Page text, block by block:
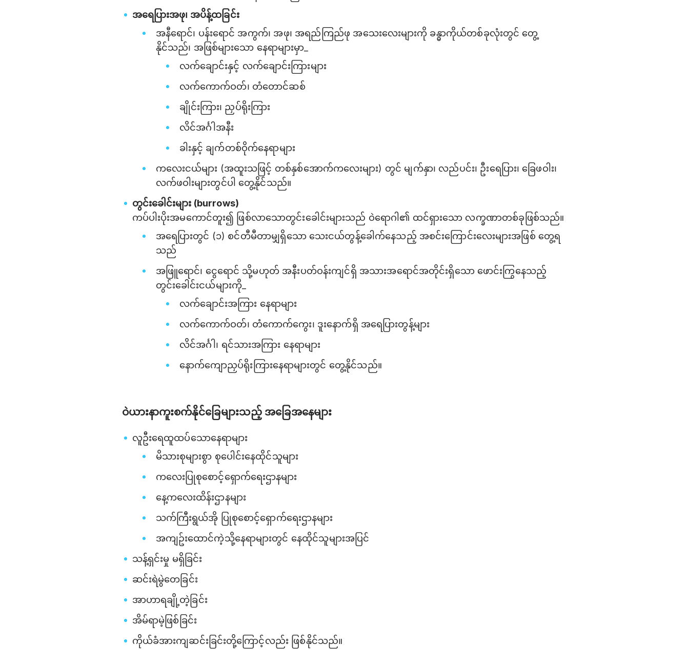
အရေပြားအဖု၊ အပိန့်ထခြင်း
အနီရောင်၊ ပန်းရောင် အကွက်၊ အဖု၊ အရည်ကြည်ဖု အသေးလေးများကို ခန္ဓာကိုယ်တစ်ခုလုံးတွင် တွေ့
နိုင်သည်၊ အဖြစ်များသော နေရာများမှာ_
လက်ချောင်းနှင့် လက်ချောင်းကြားများ
လက်ကောက်ဝတ်၊ တံတောင်ဆစ်
ချိုင်းကြား၊ ညှပ်ရိုးကြား
လိင်အင်္ဂါအနီး
ခါးနှင့် ချက်တစ်ဝိုက်နေရာများ
ကလေးငယ်များ (အထူးသဖြင့် တစ်နှစ်အောက်ကလေးများ) တွင် မျက်နှာ၊ လည်ပင်း၊ ဦးရေပြား၊ ခြေဖဝါး၊
လက်ဖဝါးများတွင်ပါ တွေ့နိုင်သည်။
တွင်းခေါင်းများ (burrows)
ကပ်ပါးပိုးအမကောင်တူး၍ ဖြစ်လာသောတွင်းခေါင်းများသည် ဝဲရောဂါ၏ ထင်ရှားသော လက္ခဏာတစ်ခုဖြစ်သည်။
အရေပြားတွင် (၁) စင်တီမီတာမျှရှိသော သေးငယ်တွန့်ခေါက်နေသည့် အစင်းကြောင်းလေးများအဖြစ် တွေ့ရ
သည်
အဖြူရောင်၊ ငွေရောင် သို့မဟုတ် အနီးပတ်ဝန်းကျင်ရှိ အသားအရောင်အတိုင်းရှိသော ဖောင်းကြွနေသည့်
တွင်းခေါင်းငယ်များကို_
လက်ချောင်းအကြား နေရာများ
လက်ကောက်ဝတ်၊ တံကောက်ကွေး၊ ဒူးနောက်ရှိ အရေပြားတွန့်များ
လိင်အင်္ဂါ၊ ရင်သားအကြား နေရာများ
နောက်ကျောညှပ်ရိုးကြားနေရာများတွင် တွေ့နိုင်သည်။
ဝဲယားနာကူးစက်နိုင်ခြေများသည့် အခြေအနေများ
လူဦးရေထူထပ်သောနေရာများ
မိသားစုများစွာ စုပေါင်းနေထိုင်သူများ
ကလေးပြုစုစောင့်ရှောက်ရေးဌာနများ
နေ့ကလေးထိန်းဌာနများ
သက်ကြီးရွယ်အို ပြုစုစောင့်ရှောက်ရေးဌာနများ
အကျဥ်းထောင်ကဲ့သို့နေရာများတွင် နေထိုင်သူများအပြင်
သန့်ရှင်းမှု မရှိခြင်း
ဆင်းရဲမွဲတေခြင်း
အာဟာရချို့တဲ့ခြင်း
အိမ်ရာမဲ့ဖြစ်ခြင်း
ကိုယ်ခံအားကျဆင်းခြင်းတို့ကြောင့်လည်း ဖြစ်နိုင်သည်။